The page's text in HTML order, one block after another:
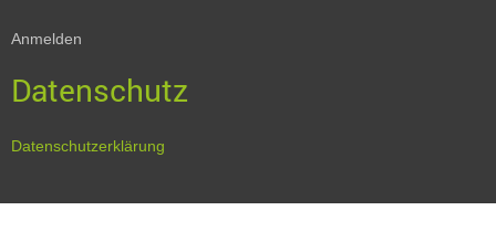
Anmelden
Datenschutz
Datenschutzerklärung